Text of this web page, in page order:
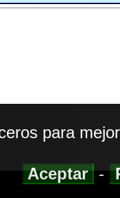
para
Aceptar-